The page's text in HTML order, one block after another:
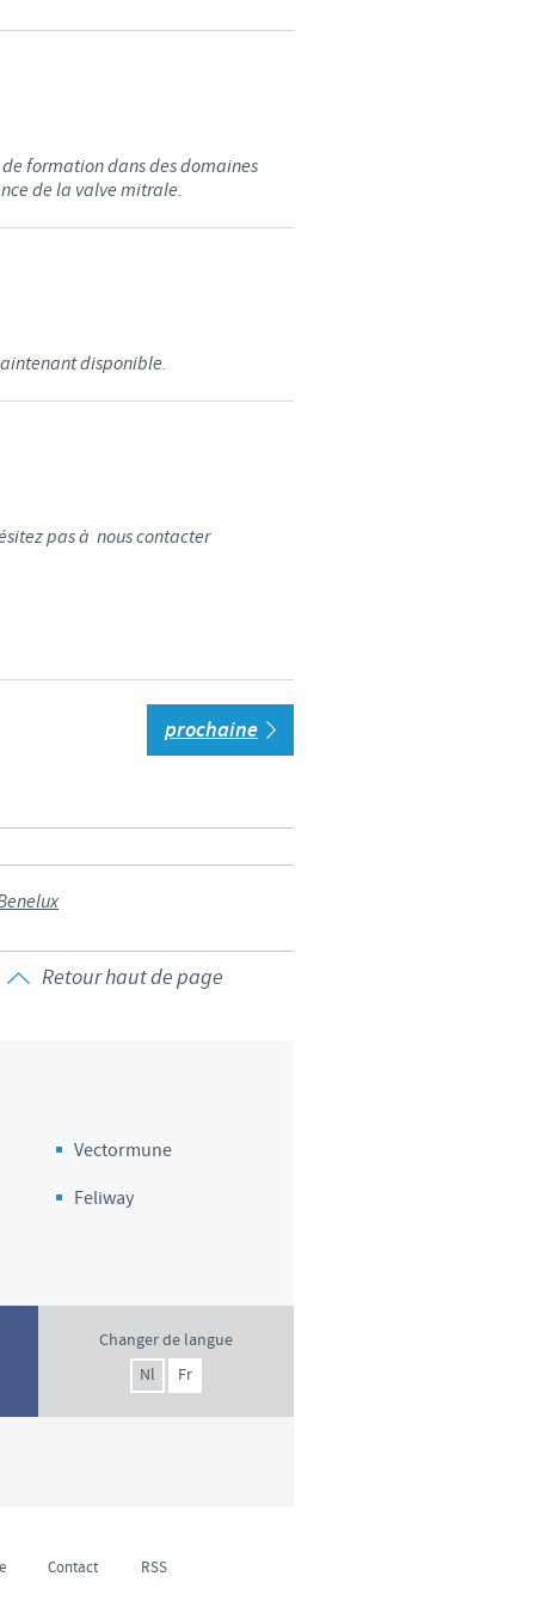
formation dans des domaines
de la valve mitrale.
disponible.
pas à nous contacter
prochaine
Retour haut de page
Vectormune
Feliway
Changer de langue
Nl
Fr
Contact
RSS